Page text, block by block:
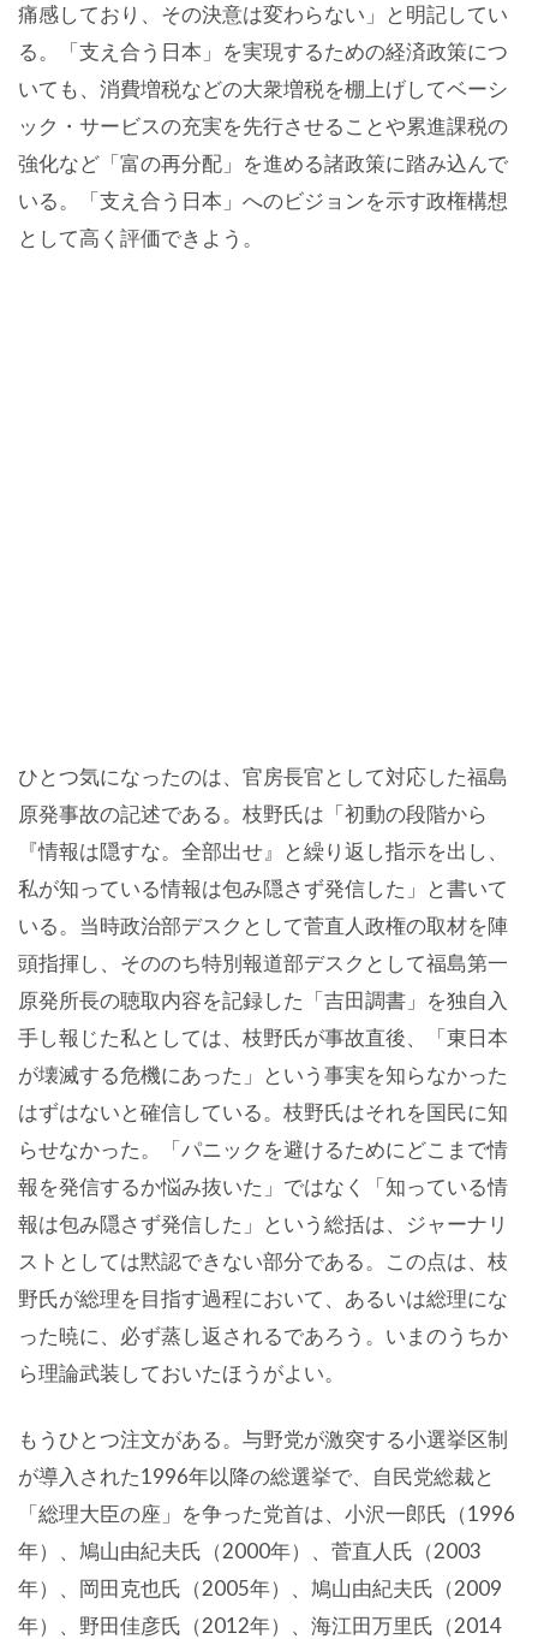
痛感しており、その決意は変わらない」と明記してい
る。「支え合う日本」を実現するための経済政策につ
いても、消費増税などの大衆増税を棚上げしてベーシ
ック・サービスの充実を先行させることや累進課税の
強化など「富の再分配」を進める諸政策に踏み込んで
いる。「支え合う日本」へのビジョンを示す政権構想
として高く評価できよう。
ひとつ気になったのは、官房長官として対応した福島
原発事故の記述である。枝野氏は「初動の段階から
『情報は隠すな。全部出せ』と繰り返し指示を出し、
私が知っている情報は包み隠さず発信した」と書いて
いる。当時政治部デスクとして菅直人政権の取材を陣
頭指揮し、そののち特別報道部デスクとして福島第一
原発所長の聴取内容を記録した「吉田調書」を独自入
手し報じた私としては、枝野氏が事故直後、「東日本
が壊滅する危機にあった」という事実を知らなかった
はずはないと確信している。枝野氏はそれを国民に知
らせなかった。「パニックを避けるためにどこまで情
報を発信するか悩み抜いた」ではなく「知っている情
報は包み隠さず発信した」という総括は、ジャーナリ
ストとしては黙認できない部分である。この点は、枝
野氏が総理を目指す過程において、あるいは総理にな
った暁に、必ず蒸し返されるであろう。いまのうちか
ら理論武装しておいたほうがよい。
もうひとつ注文がある。与野党が激突する小選挙区制
が導入された1996年以降の総選挙で、自民党総裁と
「総理大臣の座」を争った党首は、小沢一郎氏（1996
年）、鳩山由紀夫氏（2000年）、菅直人氏（2003
年）、岡田克也氏（2005年）、鳩山由紀夫氏（2009
年）、野田佳彦氏（2012年）、海江田万里氏（2014